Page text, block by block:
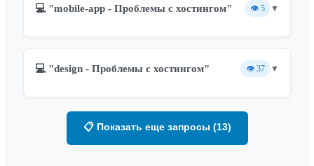
💻 "mobile-app - Проблемы с хостингом" 👁️ 5 ▼
💻 "design - Проблемы с хостингом" 👁️ 37 ▼
📋 Показать еще запросы (13)